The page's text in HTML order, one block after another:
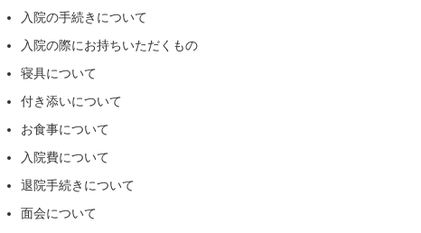
入院の手続きについて
入院の際にお持ちいただくもの
寝具について
付き添いについて
お食事について
入院費について
退院手続きについて
面会について